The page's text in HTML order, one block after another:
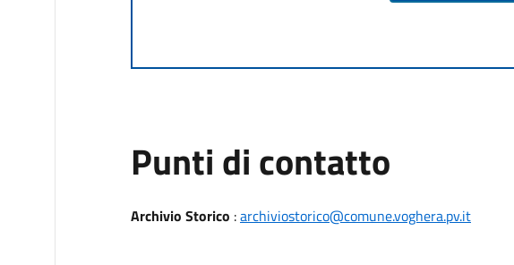
Punti di contatto
Archivio Storico :archiviostorico@comune.voghera.pv.it